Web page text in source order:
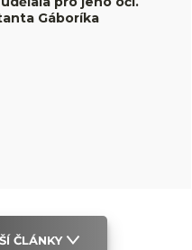
Gáboríka
ČLÁNKY